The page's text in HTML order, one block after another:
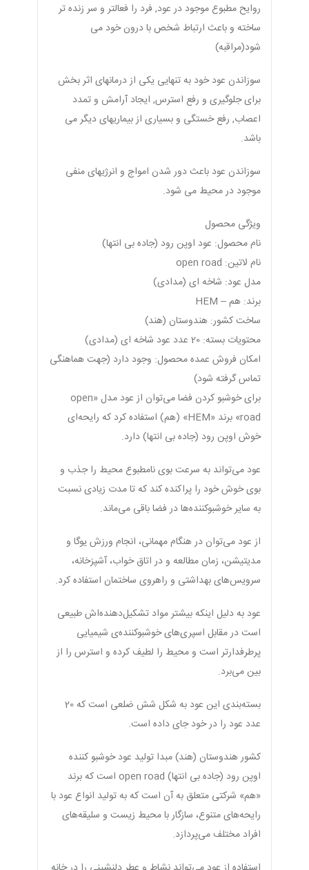
روایح مطبوع موجود در عود, فرد را فعالتر و سر زنده تر
ساخته و باعث ارتباط شخص با درون خود می
شود(مراقبه)
سوزاندن عود خود به تنهایی یکی از درمانهای اثر بخش
برای جلوگیری و رفع استرس, ایجاد آرامش و تمدد
اعصاب, رفع خستگی و بسیاری از بیماریهای دیگر می
باشد.
سوزاندن عود باعث دور شدن امواج و انرژیهای منفی
موجود در محیط می شود.
ویژگی محصول
نام محصول: عود اوپن رود (جاده بی انتها)
نام لاتین: open road
مدل عود: شاخه ای (مدادی)
برند: هم – HEM
ساخت کشور: هندوستان (هند)
محتویات بسته: 20 عدد عود شاخه ای (مدادی)
امکان فروش عمده محصول: وجود دارد (جهت هماهنگی
تماس گرفته شود)
برای خوشبو کردن فضا می‌توان از عود مدل «open
road» برند «HEM» (هم) استفاده کرد که رایحه‌ای
خوش اوپن رود (جاده بی انتها) دارد.
عود می‌تواند به سرعت بوی نامطبوع محیط را جذب و
بوی خوش خود را پراکنده کند که تا مدت زیادی نسبت
به سایر خوشبوکننده‌ها در فضا باقی می‌ماند.
از عود می‌توان در هنگام مهمانی، انجام ورزش یوگا و
مدیتیشن، زمان مطالعه و در اتاق خواب، آشپزخانه،
سرویس‌های بهداشتی و راهروی ساختمان استفاده کرد.
عود به دلیل اینکه بیشتر مواد تشکیل‌دهنده‌اش طبیعی
است در مقابل اسپری‌های خوشبوکننده‌ی شیمیایی
پرطرفدارتر است و محیط را لطیف کرده و استرس را از
بین می‌برد.
بسته‌بندی این عود به شکل شش ضلعی است که 20
عدد عود را در خود جای داده است.
کشور هندوستان (هند) مبدا تولید عود خوشبو کننده
اوپن رود (جاده بی انتها) open road است که برند
«هم» شرکتی متعلق به آن است که به تولید انواع عود با
رایحه‌های متنوع، سازگار با محیط زیست و سلیقه‌های
افراد مختلف می‌پردازد.